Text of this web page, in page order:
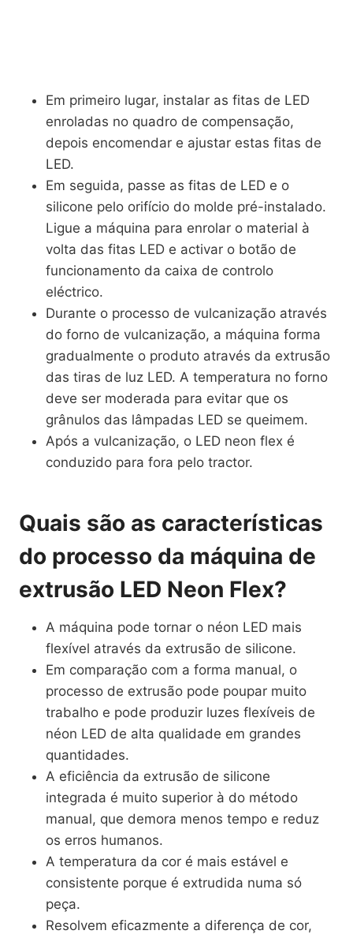
Em primeiro lugar, instalar as fitas de LED
enroladas no quadro de compensação,
depois encomendar e ajustar estas fitas de
LED.
Em seguida, passe as fitas de LED e o
silicone pelo orifício do molde pré-instalado.
Ligue a máquina para enrolar o material à
volta das fitas LED e activar o botão de
funcionamento da caixa de controlo
eléctrico.
Durante o processo de vulcanização através
do forno de vulcanização, a máquina forma
gradualmente o produto através da extrusão
das tiras de luz LED. A temperatura no forno
deve ser moderada para evitar que os
grânulos das lâmpadas LED se queimem.
Após a vulcanização, o LED neon flex é
conduzido para fora pelo tractor.
Quais são as características
do processo da máquina de
extrusão LED Neon Flex?
A máquina pode tornar o néon LED mais
flexível através da extrusão de silicone.
Em comparação com a forma manual, o
processo de extrusão pode poupar muito
trabalho e pode produzir luzes flexíveis de
néon LED de alta qualidade em grandes
quantidades.
A eficiência da extrusão de silicone
integrada é muito superior à do método
manual, que demora menos tempo e reduz
os erros humanos.
A temperatura da cor é mais estável e
consistente porque é extrudida numa só
peça.
Resolvem eficazmente a diferença de cor,